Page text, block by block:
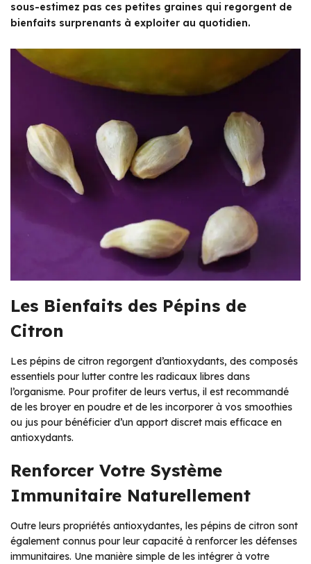
sous-estimez pas ces petites graines qui regorgent de
bienfaits surprenants à exploiter au quotidien.
Les Bienfaits des Pépins de
Citron
Les pépins de citron regorgent d’antioxydants, des composés
essentiels pour lutter contre les radicaux libres dans
l’organisme. Pour profiter de leurs vertus, il est recommandé
de les broyer en poudre et de les incorporer à vos smoothies
ou jus pour bénéficier d’un apport discret mais efficace en
antioxydants.
Renforcer Votre Système
Immunitaire Naturellement
Outre leurs propriétés antioxydantes, les pépins de citron sont
également connus pour leur capacité à renforcer les défenses
immunitaires. Une manière simple de les intégrer à votre